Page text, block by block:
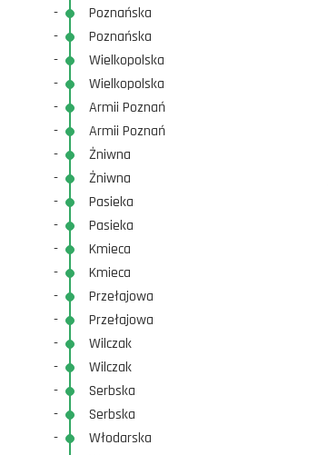
-
Poznańska
-
Poznańska
-
Wielkopolska
-
Wielkopolska
-
Armii Poznań
-
Armii Poznań
-
Żniwna
-
Żniwna
-
Pasieka
-
Pasieka
-
Kmieca
-
Kmieca
-
Przełajowa
-
Przełajowa
-
Wilczak
-
Wilczak
-
Serbska
-
Serbska
-
Włodarska